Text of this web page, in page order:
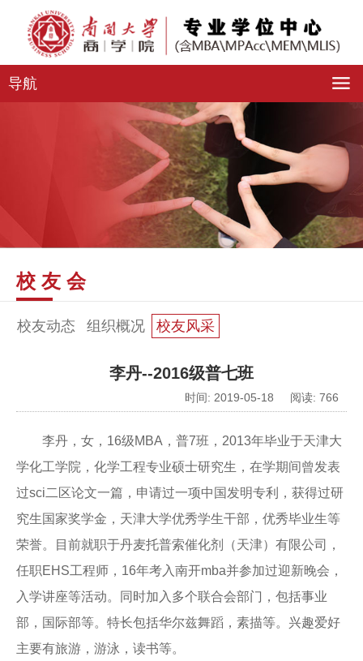
导航
校 友 会
校友动态 组织概况 校友风采
李丹--2016级普七班
时间: 2019-05-18 阅读: 766
李丹，女，16级MBA，普7班，2013年毕业于天津大
学化工学院，化学工程专业硕士研究生，在学期间曾发表
过sci二区论文一篇，申请过一项中国发明专利，获得过研
究生国家奖学金，天津大学优秀学生干部，优秀毕业生等
荣誉。目前就职于丹麦托普索催化剂（天津）有限公司，
任职EHS工程师，16年考入南开mba并参加过迎新晚会，
入学讲座等活动。同时加入多个联合会部门，包括事业
部，国际部等。特长包括华尔兹舞蹈，素描等。兴趣爱好
主要有旅游，游泳，读书等。